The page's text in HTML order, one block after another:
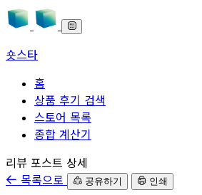
숏스타
홈
상품 후기 검색
스토어 목록
종합 계산기
본문으로 바로가기
리뷰 포스트 상세
목록으로
공유하기 인쇄